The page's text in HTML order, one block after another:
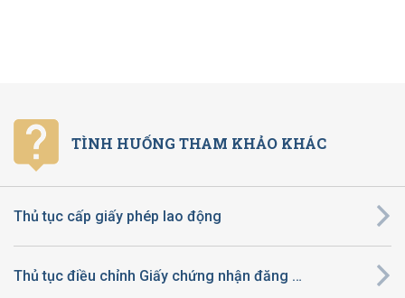
TÌNH HUỐNG THAM KHẢO KHÁC
Thủ tục cấp giấy phép lao động
Thủ tục điều chỉnh Giấy chứng nhận đăng ký đầu tư ra nước ngoài